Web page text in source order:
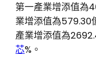
第一產業增添值為
業增添值為579.30
產業增添值為
芯%。